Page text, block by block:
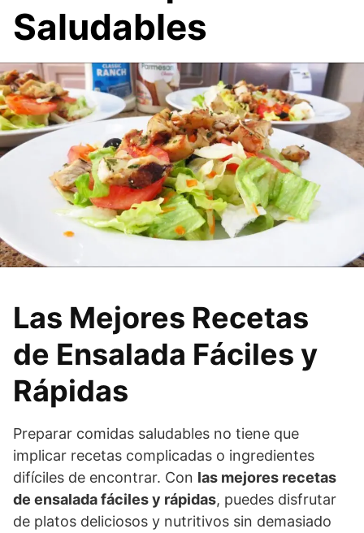
Saludables
Las Mejores Recetas
de Ensalada Fáciles y
Rápidas
Preparar comidas saludables no tiene que
implicar recetas complicadas o ingredientes
difíciles de encontrar. Con las mejores recetas
de ensalada fáciles y rápidas, puedes disfrutar
de platos deliciosos y nutritivos sin demasiado